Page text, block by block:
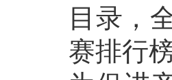
目录，
赛排行榜